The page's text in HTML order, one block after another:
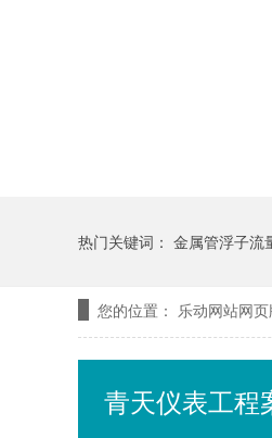
热门关键词： 金属管浮子流
您的位置： 乐动网站网页
青天仪表工程